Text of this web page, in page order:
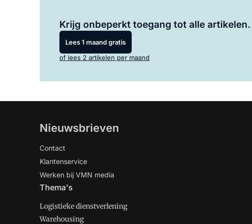
Krijg onbeperkt toegang tot alle artikelen.
Lees 1 maand gratis
of lees 2 artikelen per maand
Nieuwsbrieven
Contact
Klantenservice
Werken bij VMN media
Thema's
Logistieke dienstverlening
Warehousing